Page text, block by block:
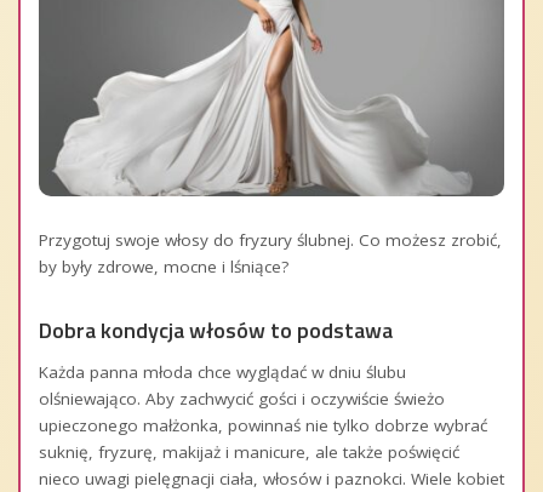
Przygotuj swoje włosy do fryzury ślubnej. Co możesz zrobić,
by były zdrowe, mocne i lśniące?
Dobra kondycja włosów to podstawa
Każda panna młoda chce wyglądać w dniu ślubu
olśniewająco. Aby zachwycić gości i oczywiście świeżo
upieczonego małżonka, powinnaś nie tylko dobrze wybrać
suknię, fryzurę, makijaż i manicure, ale także poświęcić
nieco uwagi pielęgnacji ciała, włosów i paznokci. Wiele kobiet